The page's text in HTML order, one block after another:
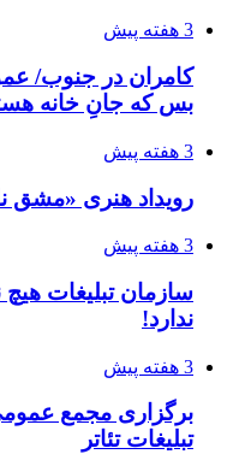
3 هفته پیش
کامران در جنوب/
بس که جانِ خانه
3 هفته پیش
رویداد هنری «مشق
3 هفته پیش
سازمان تبلیغات
ندارد!
3 هفته پیش
برگزاری مجمع
تبلیغات تئاتر